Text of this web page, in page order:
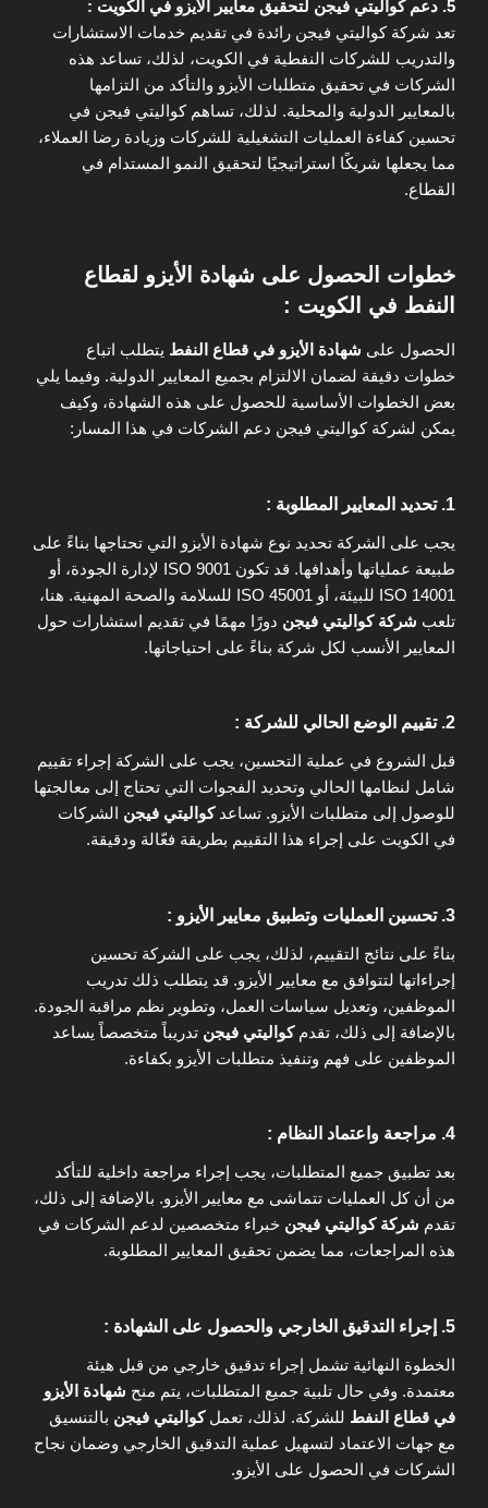
5. دعم كواليتي فيجن لتحقيق معايير الأيزو في الكويت :
تعد شركة كواليتي فيجن رائدة في تقديم خدمات الاستشارات
والتدريب للشركات النفطية في الكويت، لذلك، تساعد هذه
الشركات في تحقيق متطلبات الأيزو والتأكد من التزامها
بالمعايير الدولية والمحلية. لذلك، تساهم كواليتي فيجن في
تحسين كفاءة العمليات التشغيلية للشركات وزيادة رضا العملاء،
مما يجعلها شريكًا استراتيجيًا لتحقيق النمو المستدام في
القطاع.
خطوات الحصول على شهادة الأيزو لقطاع
النفط في الكويت :
الحصول على شهادة الأيزو في قطاع النفط يتطلب اتباع
خطوات دقيقة لضمان الالتزام بجميع المعايير الدولية. وفيما يلي
بعض الخطوات الأساسية للحصول على هذه الشهادة، وكيف
يمكن لشركة كواليتي فيجن دعم الشركات في هذا المسار:
1. تحديد المعايير المطلوبة :
يجب على الشركة تحديد نوع شهادة الأيزو التي تحتاجها بناءً على
طبيعة عملياتها وأهدافها. قد تكون ISO 9001 لإدارة الجودة، أو
ISO 14001 للبيئة، أو ISO 45001 للسلامة والصحة المهنية. هنا،
تلعب شركة كواليتي فيجن دورًا مهمًا في تقديم استشارات حول
المعايير الأنسب لكل شركة بناءً على احتياجاتها.
2. تقييم الوضع الحالي للشركة :
قبل الشروع في عملية التحسين، يجب على الشركة إجراء تقييم
شامل لنظامها الحالي وتحديد الفجوات التي تحتاج إلى معالجتها
للوصول إلى متطلبات الأيزو. تساعدكواليتي فيجن الشركات
في الكويت على إجراء هذا التقييم بطريقة فعّالة ودقيقة.
3. تحسين العمليات وتطبيق معايير الأيزو :
بناءً على نتائج التقييم، لذلك، يجب على الشركة تحسين
إجراءاتها لتتوافق مع معايير الأيزو. قد يتطلب ذلك تدريب
الموظفين، وتعديل سياسات العمل، وتطوير نظم مراقبة الجودة.
بالإضافة إلى ذلك، تقدمكواليتي فيجن تدريباً متخصصاً يساعد
الموظفين على فهم وتنفيذ متطلبات الأيزو بكفاءة.
4. مراجعة واعتماد النظام :
بعد تطبيق جميع المتطلبات، يجب إجراء مراجعة داخلية للتأكد
من أن كل العمليات تتماشى مع معايير الأيزو. بالإضافة إلى ذلك،
تقدم شركة كواليتي فيجن خبراء متخصصين لدعم الشركات في
هذه المراجعات، مما يضمن تحقيق المعايير المطلوبة.
5. إجراء التدقيق الخارجي والحصول على الشهادة :
الخطوة النهائية تشمل إجراء تدقيق خارجي من قبل هيئة
معتمدة. وفي حال تلبية جميع المتطلبات، يتم منح شهادة الأيزو
في قطاع النفط للشركة. لذلك، تعملكواليتي فيجن بالتنسيق
مع جهات الاعتماد لتسهيل عملية التدقيق الخارجي وضمان نجاح
الشركات في الحصول على الأيزو.